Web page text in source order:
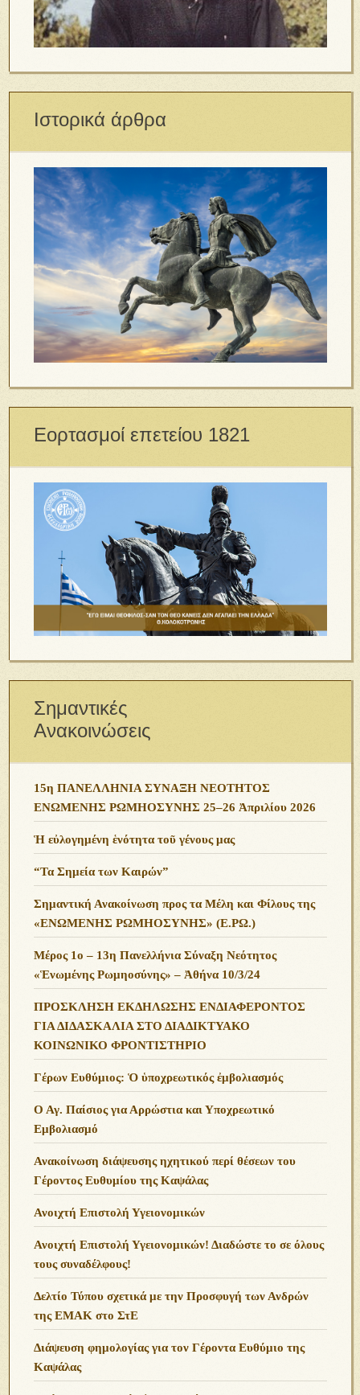
Ιστορικά άρθρα
Εορτασμοί επετείου 1821
Σημαντικές
Ανακοινώσεις
15η ΠΑΝΕΛΛΗΝΙΑ ΣΥΝΑΞΗ ΝΕΟΤΗΤΟΣ
ΕΝΩΜΕΝΗΣ ΡΩΜΗΟΣΥΝΗΣ 25–26 Ἀπριλίου 2026
Ἡ εὐλογημένη ἑνότητα τοῦ γένους μας
“Τα Σημεία των Καιρών”
Σημαντική Ανακοίνωση προς τα Μέλη και Φίλους της
«ΕΝΩΜΕΝΗΣ ΡΩΜΗΟΣΥΝΗΣ» (Ε.ΡΩ.)
Μέρος 1ο – 13η Πανελλήνια Σύναξη Νεότητος
«Ἑνωμένης Ρωμηοσύνης» – Ἀθήνα 10/3/24
ΠΡΟΣΚΛΗΣΗ ΕΚΔΗΛΩΣΗΣ ΕΝΔΙΑΦΕΡΟΝΤΟΣ
ΓΙΑ ΔΙΔΑΣΚΑΛΙΑ ΣΤΟ ΔΙΑΔΙΚΤΥΑΚΟ
ΚΟΙΝΩΝΙΚΟ ΦΡΟΝΤΙΣΤΗΡΙΟ
Γέρων Ευθύμιος: Ὁ ὑποχρεωτικός ἐμβολιασμός
Ο Αγ. Παίσιος για Αρρώστια και Υποχρεωτικό
Εμβολιασμό
Ανακοίνωση διάψευσης ηχητικού περί θέσεων του
Γέροντος Ευθυμίου της Καψάλας
Ανοιχτή Επιστολή Υγειονομικών
Ανοιχτή Επιστολή Υγειονομικών! Διαδώστε το σε όλους
τους συναδέλφους!
Δελτίο Τύπου σχετικά με την Προσφυγή των Ανδρών
της ΕΜΑΚ στο ΣτΕ
Διάψευση φημολογίας για τον Γέροντα Ευθύμιο της
Καψάλας